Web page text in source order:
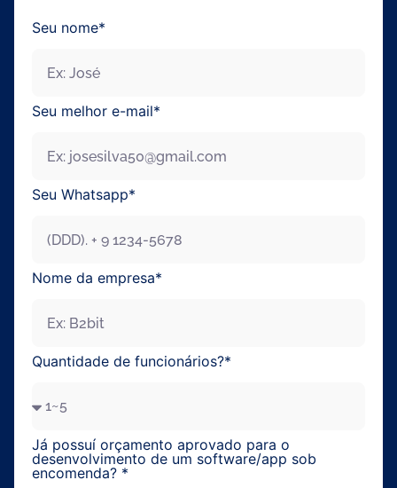
Seu nome*
Seu melhor e-mail*
Seu Whatsapp*
Nome da empresa*
Quantidade de funcionários?*
Já possuí orçamento aprovado para o
desenvolvimento de um software/app sob
encomenda? *